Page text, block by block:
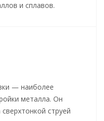
и сплавов.
— наиболее
металла. Он
струей